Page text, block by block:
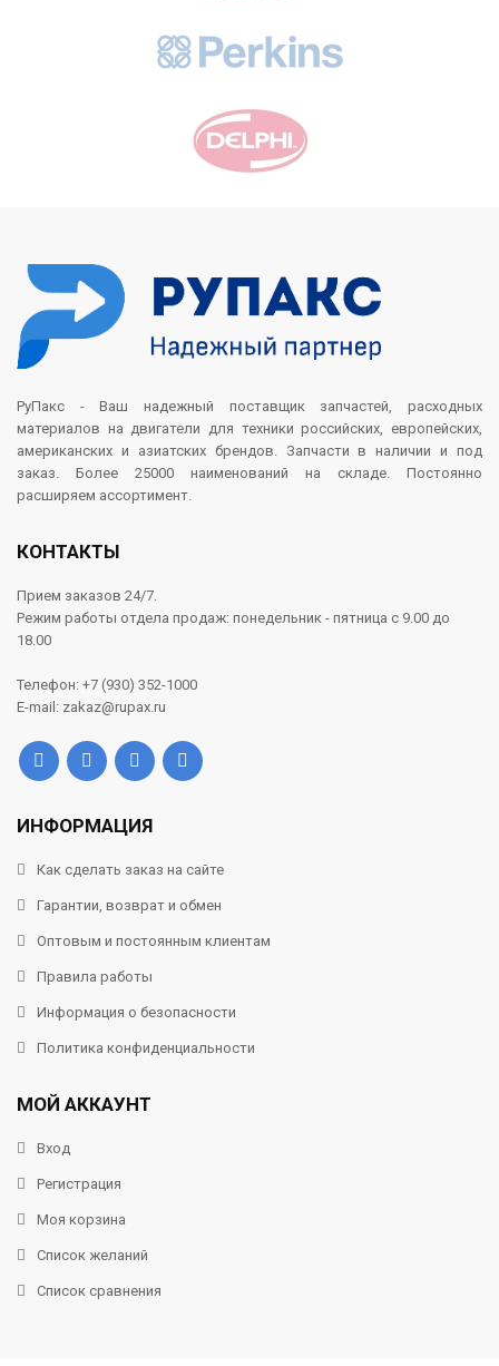
РуПакс - Ваш надежный поставщик запчастей, расходных
материалов на двигатели для техники российских, европейских,
американских и азиатских брендов. Запчасти в наличии и под
заказ. Более 25000 наименований на складе. Постоянно
расширяем ассортимент.
КОНТАКТЫ
Прием заказов 24/7.
Режим работы отдела продаж: понедельник - пятница с 9.00 до
18.00
Телефон: +7 (930) 352-1000
E-mail: zakaz@rupax.ru
ИНФОРМАЦИЯ
Как сделать заказ на сайте
Гарантии, возврат и обмен
Оптовым и постоянным клиентам
Правила работы
Информация о безопасности
Политика конфиденциальности
МОЙ АККАУНТ
Вход
Регистрация
Моя корзина
Список желаний
Список сравнения